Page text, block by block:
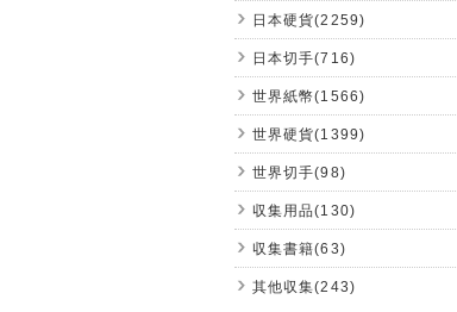
日本硬貨(2259)
日本切手(716)
世界紙幣(1566)
世界硬貨(1399)
世界切手(98)
収集用品(130)
収集書籍(63)
其他収集(243)